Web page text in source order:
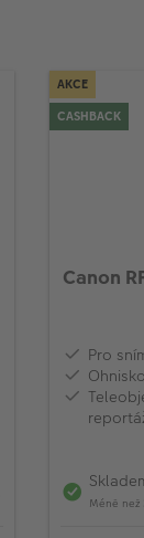
AKCE
CASHBACK
Canon
Pro
Méně než